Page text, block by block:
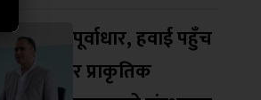
पूर्वाधार, हवाई पहुँच
र प्राकृतिक